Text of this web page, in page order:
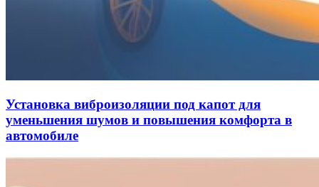
Установка виброизоляции под капот для
уменьшения шумов и повышения комфорта в
автомобиле